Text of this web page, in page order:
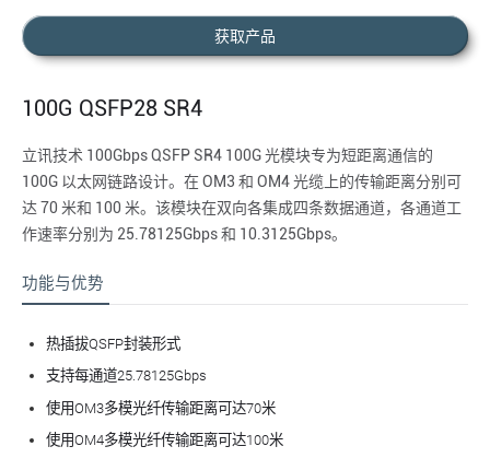
获取产品
100G QSFP28 SR4
立讯技术 100Gbps QSFP SR4 100G 光模块专为短距离通信的
100G 以太网链路设计。在 OM3 和 OM4 光缆上的传输距离分别可
达 70 米和 100 米。该模块在双向各集成四条数据通道，各通道工
作速率分别为 25.78125Gbps 和 10.3125Gbps。
功能与优势
热插拔QSFP封装形式
支持每通道25.78125Gbps
使用OM3多模光纤传输距离可达70米
使用OM4多模光纤传输距离可达100米